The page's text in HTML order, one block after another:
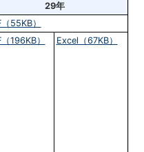
29年
55KB）
196KB）
Excel（67KB）